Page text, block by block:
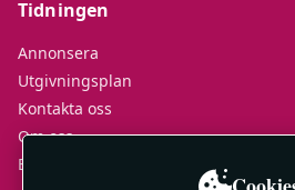
Tidningen
Annonsera
Utgivningsplan
Kontakta oss
Om oss
E-tidningar